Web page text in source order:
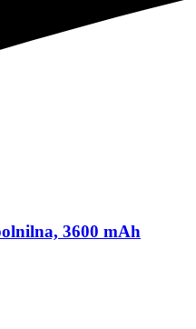
3600 mAh